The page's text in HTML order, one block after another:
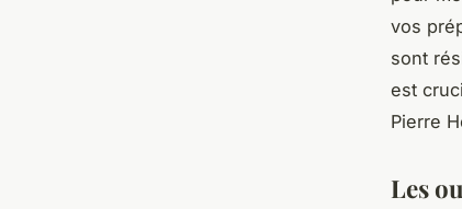
vos
sont
est
Pierre
Les